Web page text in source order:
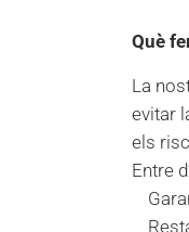
Què
La
evitar
els
Entre